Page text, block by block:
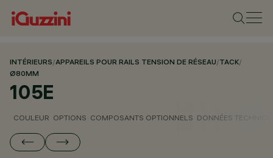
INTÉRIEURS/APPAREILS POUR RAILS TENSION DE RÉSEAU/TACK/
Ø80MM
105E
COULEUR OPTIONS COMPOSANTS OPTIONNELS DONNÉES